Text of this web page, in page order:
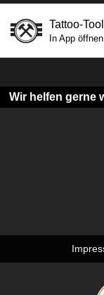
Tattoo-
In App öffnen
Wir helfen gerne